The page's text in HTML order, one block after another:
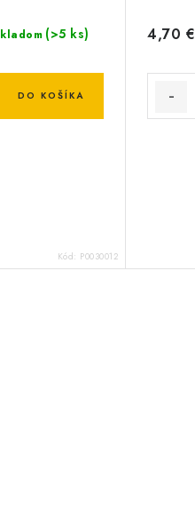
(>5 ks)
DO KOŠÍKA
Kód: P0030012
4,70 €